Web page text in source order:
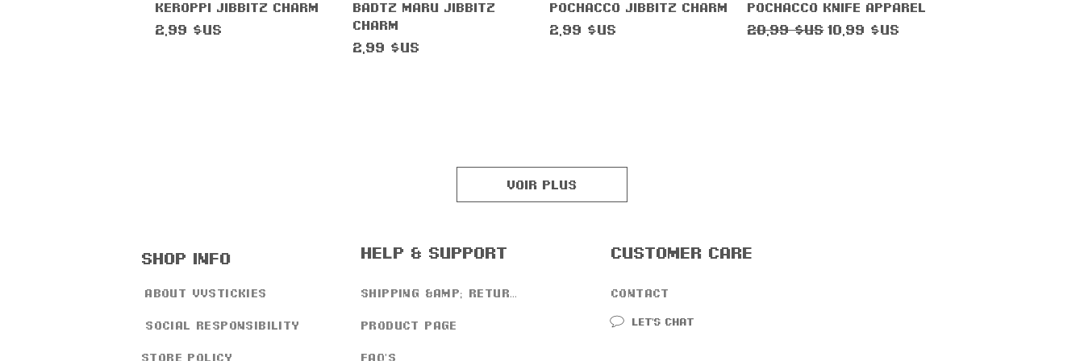
Aperçu rapide
Keroppi Jibbitz Charm
Prix
2,99 $US
Aperçu rapide
Badtz Maru Jibbitz
Charm
Prix
2,99 $US
Aperçu rapide
Pochacco Jibbitz Charm
Prix
2,99 $US
Aperçu rapide
Pochacco Knife Apparel
Prix original
20,99 $US Prix promotionnel
10,99 $US
Voir plus
shop info help & support customer care
about vvstickies
Social responsibility
store policy
shipping &amp; returns
product page
faq's
contact
Let’s chat